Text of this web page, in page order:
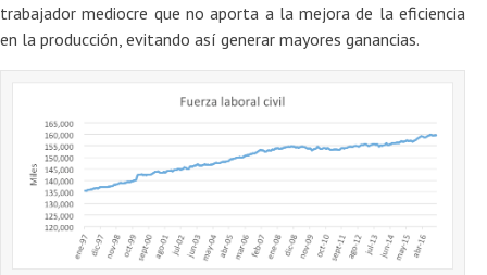
trabajador mediocre que no aporta a la mejora de la eficiencia
en la producción, evitando así generar mayores ganancias.